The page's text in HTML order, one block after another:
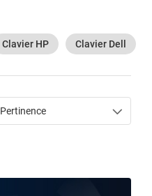
Clavier HP Clavier Dell
Pertinence